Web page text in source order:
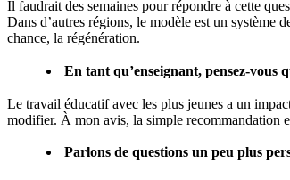
Il faudrait des semaines pour répondre à cette
Dans d’autres régions, le modèle est un système
chance, la régénération.
En tant qu’enseignant, pensez-vous
Le travail éducatif avec les plus jeunes a un
modifier. À mon avis, la simple recommandation
Parlons de questions un peu plus